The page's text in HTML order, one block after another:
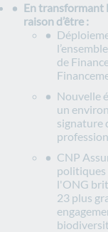
En transformant
raison d’être :
de
Nouvelle
un
signature
CNP
politiques
l'ONG
23 plus